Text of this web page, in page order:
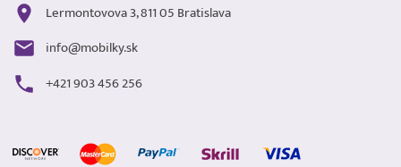
Lermontovova 3, 811 05 Bratislava
info@mobilky.sk
+421 903 456 256